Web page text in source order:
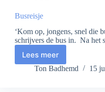
Busreisje
‘Kom op, jongens, snel die
schrijvers de bus in. Na het
Lees meer
Busreisje
Ton Badhemd 15